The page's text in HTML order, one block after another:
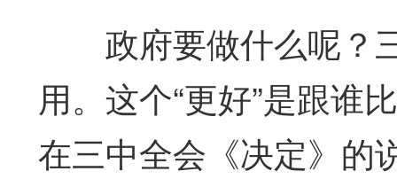
政府要做什么呢？
用。这个“更好”是跟谁
在三中全会《决定》的